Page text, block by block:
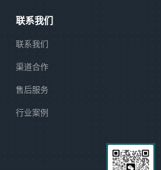
联系我们
联系我们
渠道合作
售后服务
行业案例